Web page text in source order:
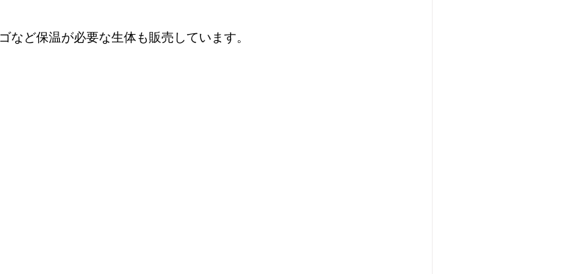
など保温が必要な生体も販売しています。